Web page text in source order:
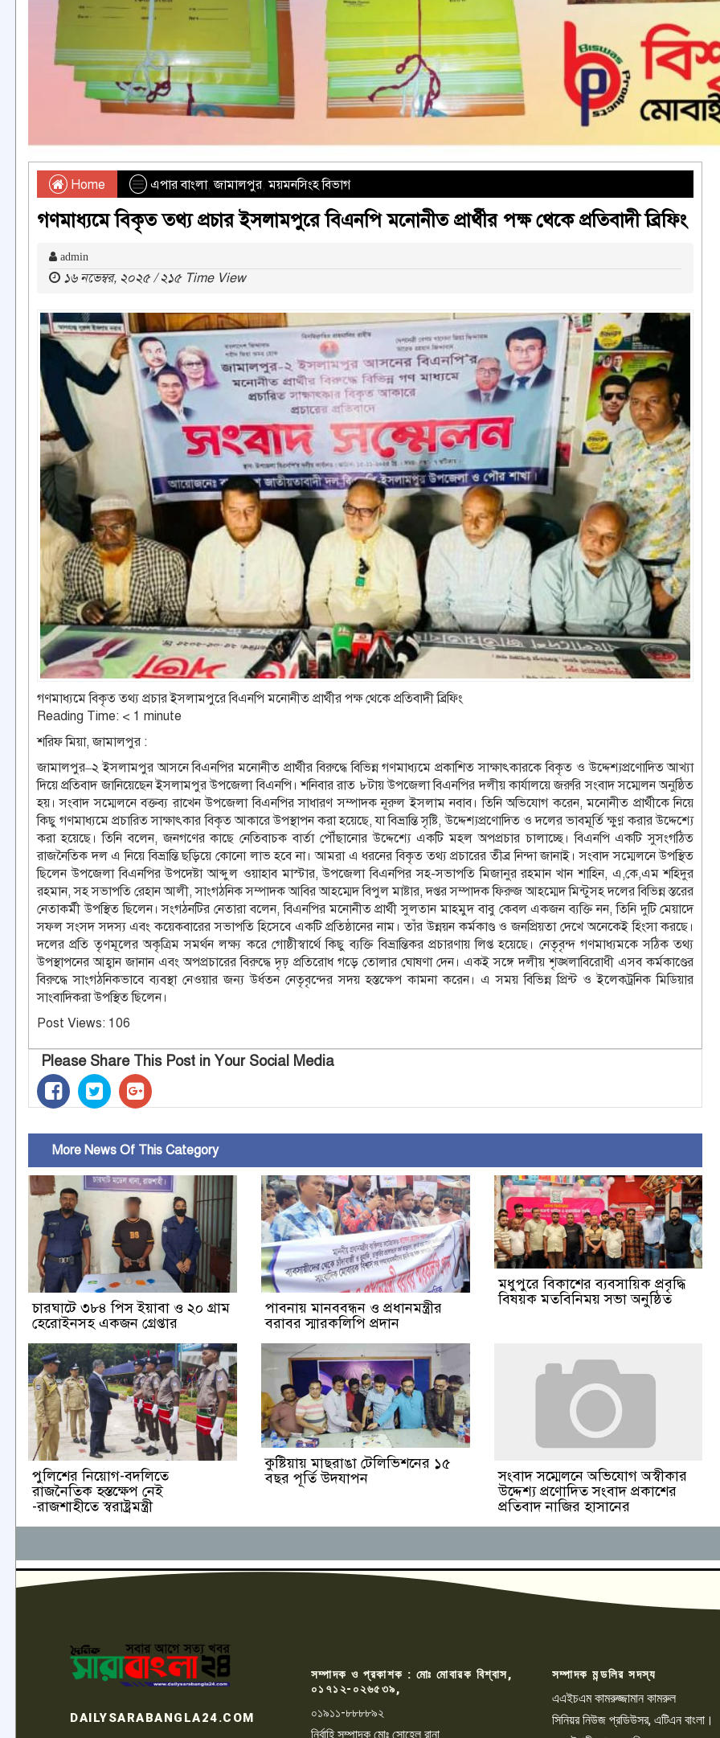
Home এপার বাংলা,জামালপুর,ময়মনসিংহ বিভাগ
গণমাধ্যমে বিকৃত তথ্য প্রচার ইসলামপুরে বিএনপি মনোনীত প্রার্থীর পক্ষ থেকে প্রতিবাদী ব্রিফিং
admin
১৬ নভেম্বর, ২০২৫ / ২১৫ Time View
গণমাধ্যমে বিকৃত তথ্য প্রচার ইসলামপুরে বিএনপি মনোনীত প্রার্থীর পক্ষ থেকে প্রতিবাদী ব্রিফিং
Reading Time: < 1 minute
শরিফ মিয়া, জামালপুর :
জামালপুর–২ ইসলামপুর আসনে বিএনপির মনোনীত প্রার্থীর বিরুদ্ধে বিভিন্ন গণমাধ্যমে প্রকাশিত সাক্ষাৎকারকে বিকৃত ও উদ্দেশ্যপ্রণোদিত আখ্যা
দিয়ে প্রতিবাদ জানিয়েছেন ইসলামপুর উপজেলা বিএনপি। শনিবার রাত ৮টায় উপজেলা বিএনপির দলীয় কার্যালয়ে জরুরি সংবাদ সম্মেলন অনুষ্ঠিত
হয়। সংবাদ সম্মেলনে বক্তব্য রাখেন উপজেলা বিএনপির সাধারণ সম্পাদক নূরুল ইসলাম নবাব। তিনি অভিযোগ করেন, মনোনীত প্রার্থীকে নিয়ে
কিছু গণমাধ্যমে প্রচারিত সাক্ষাৎকার বিকৃত আকারে উপস্থাপন করা হয়েছে, যা বিভ্রান্তি সৃষ্টি, উদ্দেশ্যপ্রণোদিত ও দলের ভাবমূর্তি ক্ষুণ্ণ করার উদ্দেশ্যে
করা হয়েছে। তিনি বলেন, জনগণের কাছে নেতিবাচক বার্তা পৌঁছানোর উদ্দেশ্যে একটি মহল অপপ্রচার চালাচ্ছে। বিএনপি একটি সুসংগঠিত
রাজনৈতিক দল এ নিয়ে বিভ্রান্তি ছড়িয়ে কোনো লাভ হবে না। আমরা এ ধরনের বিকৃত তথ্য প্রচারের তীব্র নিন্দা জানাই। সংবাদ সম্মেলনে উপস্থিত
ছিলেন উপজেলা বিএনপির উপদেষ্টা আব্দুল ওয়াহাব মাস্টার, উপজেলা বিএনপির সহ-সভাপতি মিজানুর রহমান খান শাহিন, এ,কে,এম শহিদুর
রহমান, সহ সভাপতি রেহান আলী, সাংগঠনিক সম্পাদক আবির আহম্মেদ বিপুল মাষ্টার, দপ্তর সম্পাদক ফিরুজ আহম্মেদ মিন্টুসহ দলের বিভিন্ন স্তরের
নেতাকর্মী উপস্থিত ছিলেন। সংগঠনটির নেতারা বলেন, বিএনপির মনোনীত প্রার্থী সুলতান মাহমুদ বাবু কেবল একজন ব্যক্তি নন, তিনি দুটি মেয়াদে
সফল সংসদ সদস্য এবং কয়েকবারের সভাপতি হিসেবে একটি প্রতিষ্ঠানের নাম। তাঁর উন্নয়ন কর্মকাণ্ড ও জনপ্রিয়তা দেখে অনেকেই হিংসা করছে।
দলের প্রতি তৃণমূলের অকৃত্রিম সমর্থন লক্ষ্য করে গোষ্ঠীস্বার্থে কিছু ব্যক্তি বিভ্রান্তিকর প্রচারণায় লিপ্ত হয়েছে। নেতৃবৃন্দ গণমাধ্যমকে সঠিক তথ্য
উপস্থাপনের আহ্বান জানান এবং অপপ্রচারের বিরুদ্ধে দৃঢ় প্রতিরোধ গড়ে তোলার ঘোষণা দেন। একই সঙ্গে দলীয় শৃঙ্খলাবিরোধী এসব কর্মকাণ্ডের
বিরুদ্ধে সাংগঠনিকভাবে ব্যবস্থা নেওয়ার জন্য উর্ধতন নেতৃবৃন্দের সদয় হস্তক্ষেপ কামনা করেন। এ সময় বিভিন্ন প্রিন্ট ও ইলেকট্রনিক মিডিয়ার
সাংবাদিকরা উপস্থিত ছিলেন।
Post Views: 106
Please Share This Post in Your Social Media
More News Of This Category
চারঘাটে ৩৮৪ পিস ইয়াবা ও ২০ গ্রাম
হেরোইনসহ একজন গ্রেপ্তার
পাবনায় মানববন্ধন ও প্রধানমন্ত্রীর
বরাবর স্মারকলিপি প্রদান
মধুপুরে বিকাশের ব্যবসায়িক প্রবৃদ্ধি
বিষয়ক মতবিনিময় সভা অনুষ্ঠিত
পুলিশের নিয়োগ-বদলিতে
রাজনৈতিক হস্তক্ষেপ নেই
-রাজশাহীতে স্বরাষ্ট্রমন্ত্রী
কুষ্টিয়ায় মাছরাঙা টেলিভিশনের ১৫
বছর পূর্তি উদযাপন
সংবাদ সম্মেলনে অভিযোগ অস্বীকার
উদ্দেশ্য প্রণোদিত সংবাদ প্রকাশের
প্রতিবাদ নাজির হাসানের
DAILYSARABANGLA24.COM
সম্পাদক ও প্রকাশক : মোঃ মোবারক বিশ্বাস,
০১৭১২-০২৬৫৩৯,
০১৯১১-৮৮৮৮৯২
নির্বাহি সম্পাদক মোঃ সোহেল রানা
সম্পাদক মন্ডলির সদস্য
এএইচএম কামরুজ্জামান কামরুল
সিনিয়র নিউজ প্রডিউসর, এটিএন বাংলা।